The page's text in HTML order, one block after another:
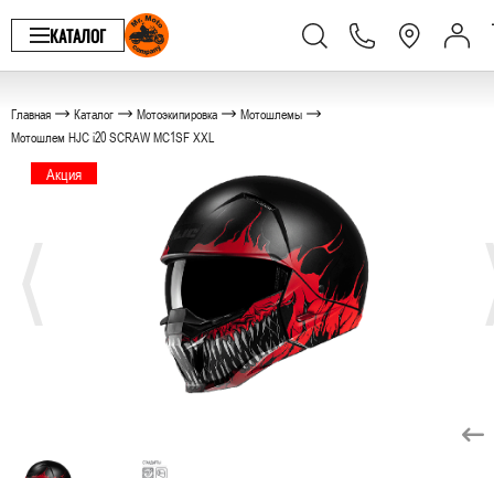
КАТАЛОГ
Главная Каталог Мотоэкипировка
Мотошлемы
Мотошлем HJC i20 SCRAW MC1SF XXL
Акция